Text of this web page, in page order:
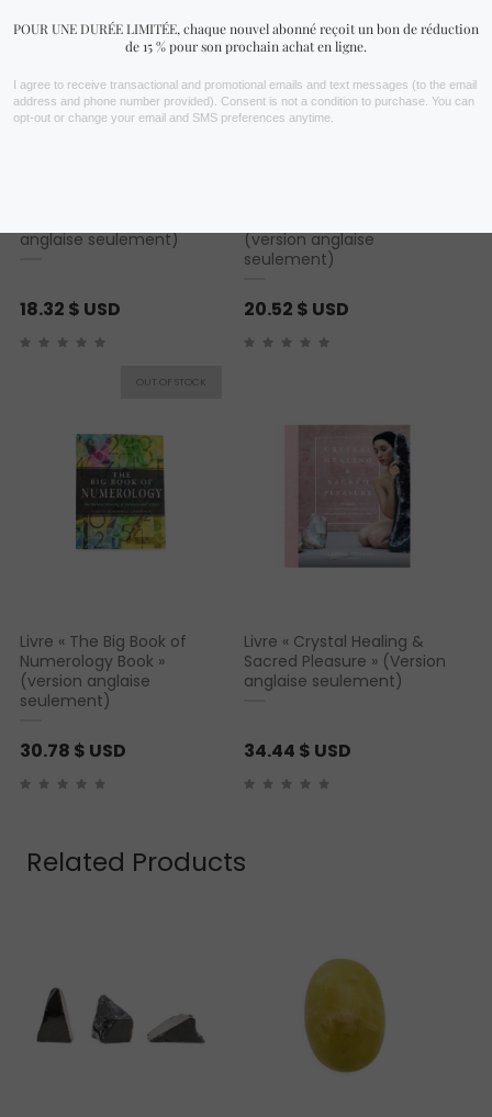
anglaise seulement)
18.32 $ USD
(version anglaise
seulement)
20.52 $ USD
Livre « The Big Book of
Numerology Book »
(version anglaise
seulement)
30.78 $ USD
Livre « Crystal Healing &
Sacred Pleasure » (Version
anglaise seulement)
34.44 $ USD
Related Products